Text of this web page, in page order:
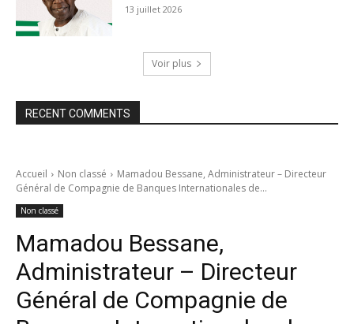
13 juillet 2026
Voir plus
RECENT COMMENTS